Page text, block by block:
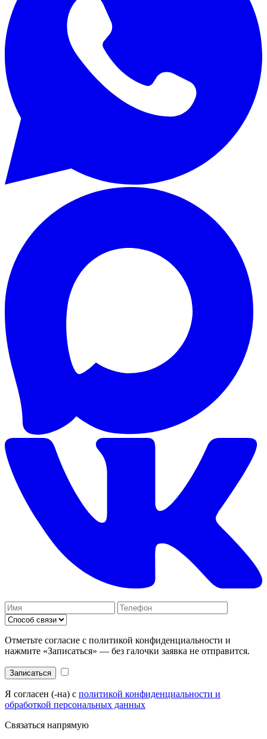
Отметьте согласие с политикой конфиденциальности и
нажмите «Записаться» — без галочки заявка не отправится.
Записаться
Я согласен (-на) с политикой конфиденциальности и
обработкой персональных данных
Связаться напрямую